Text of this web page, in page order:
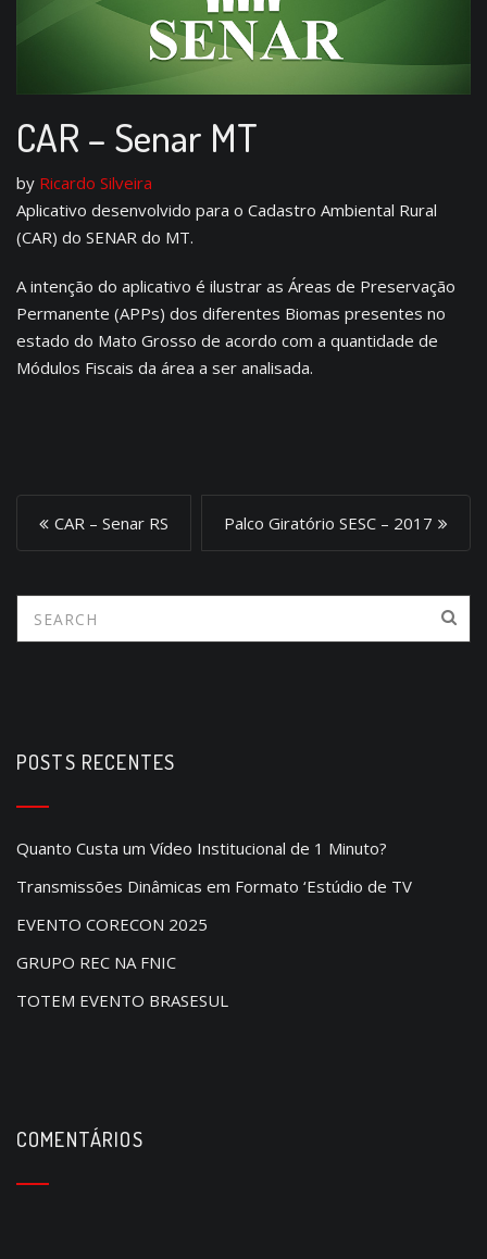
CAR – Senar MT
by Ricardo Silveira
Aplicativo desenvolvido para o Cadastro Ambiental Rural
(CAR) do SENAR do MT.
A intenção do aplicativo é ilustrar as Áreas de Preservação
Permanente (APPs) dos diferentes Biomas presentes no
estado do Mato Grosso de acordo com a quantidade de
Módulos Fiscais da área a ser analisada.
o
s
n
i
g
a
t
o
n
CAR – Senar RS Palco Giratório SESC – 2017
POSTS RECENTES
Quanto Custa um Vídeo Institucional de 1 Minuto?
Transmissões Dinâmicas em Formato ‘Estúdio de TV
EVENTO CORECON 2025
GRUPO REC NA FNIC
TOTEM EVENTO BRASESUL
COMENTÁRIOS